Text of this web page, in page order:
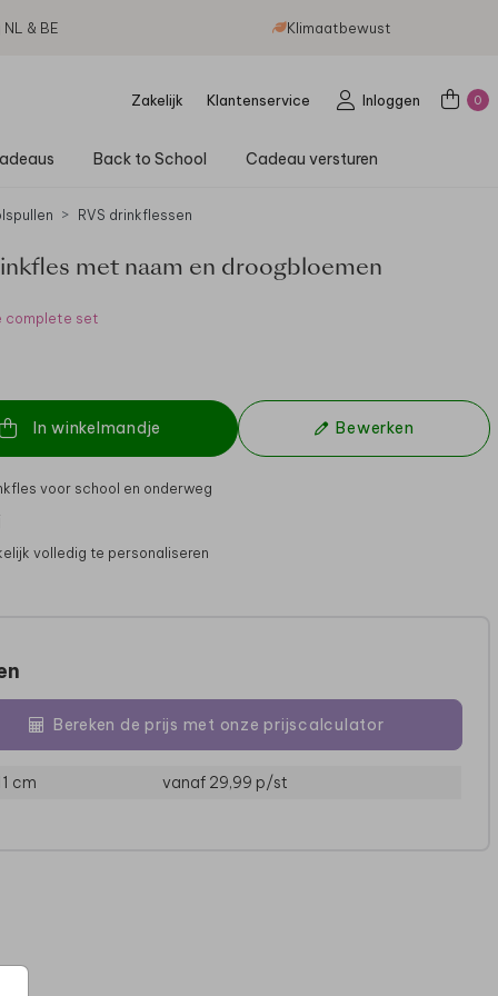
& BE Klimaatbewust
Zakelijk Klantenservice Inloggen 0
Back to School Cadeau versturen
RVS drinkflessen
met naam en droogbloemen
complete set
In winkelmandje Bewerken
voor school en onderweg
volledig te personaliseren
Bereken de prijs met onze prijscalculator
cm vanaf 29,99 p/st